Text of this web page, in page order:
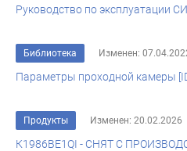
Руководство по эксплуатации
Библиотека Изменен:
Параметры проходной камеры
Продукты Изменен: 20.02.2026
К1986ВЕ1QI - СНЯТ С